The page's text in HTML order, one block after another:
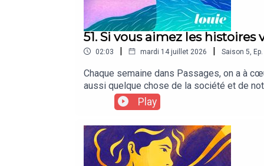
51. Si vous aimez les
02:03 | mardi 14 juillet 2026 | Saison 5 Ep.
Chaque semaine dans Passages, on a à
aussi quelque chose de la société et de
Émotions, un podcast de Louie Media
il du courage pour retomber amoureux ?
en nous, et entre nous.Rendez-vous
par Marie Misset. Chargée de production :
Partenariats : creative@louiemedia.com
Play